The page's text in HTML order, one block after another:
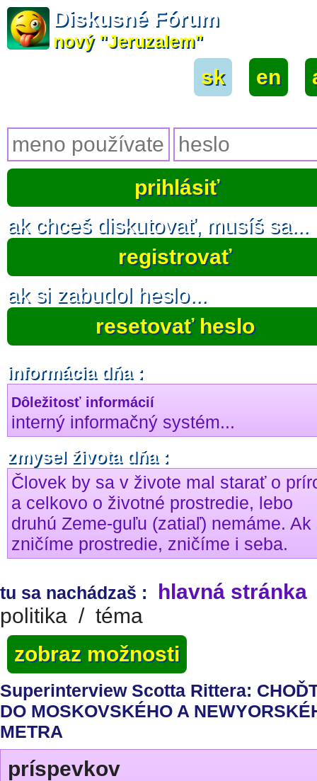
Diskusné Fórum
nový "Jeruzalem"
sk en
ak chceš diskutovať, musíš sa...
registrovať
ak si zabudol heslo...
resetovať heslo
informácia dňa :
Dôležitosť informácií
interný informačný systém...
zmysel života dňa :
Človek by sa v živote mal starať o
a celkovo o životné prostredie, lebo
druhú Zeme-guľu (zatiaľ) nemáme. Ak
zničíme prostredie, zničíme i seba.
tu sa nachádzaš : hlavná stránka
politika / téma
zobraz možnosti
Superinterview Scotta Rittera:
DO MOSKOVSKÉHO A
METRA
príspevkov